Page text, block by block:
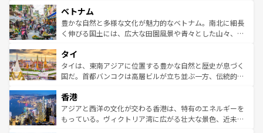
参照してほしい。
容にもいいと評判のスイーツなど、バラエティ豊かな料理
が味わえる。 なお、新着の台湾情報は コンテンツ一覧を参
照してほしい。
き、地方に足を延ばせば四季折々の自然美を楽しむことが
できる。そして、キムチや焼肉、絶品のストリートフード
まで、さまざまな韓国料理が待っている。夜には、韓国な
リティに包まれながら、韓国の多彩な魅力を心ゆくまで味
わってみてほしい。 なお、新着の韓国情報はコンテンツ一
覧を参照してほしい。
ベトナム
豊かな自然と多様な文化が魅力的なベトナム。南北に細長
く伸びる国土には、広大な田園風景や青々とした山々、世
急速な発展と共に伝統が息づく。ハノイの古い町並みやホ
ーチミン市のフランス統治時代の建物も、独特の雰囲気を
醸し出している。また、バラエティの豊かさとおいしさで
とつ。フォーやバインミー、ベトナムコーヒーなどは、ぜ
ひ現地で味わいたい。どの地域を訪れてもあたたかい人々
が旅行者を迎えてくれるので、きっと忘れられない旅にな
タイ
タイは、東南アジアに位置する豊かな自然と歴史が息づく
国だ。首都バンコクは高層ビルが立ち並ぶ一方、伝統的な
の活気が交差している。北部ではチェンマイなどの山岳地
帯で自然と触れ合い、南部ではプーケットやクラビの美し
いビーチでリゾート気分を楽しむことができる。タイ料理
香港
アジアと西洋の文化が交わる香港は、特有のエネルギーを
もっている。ヴィクトリア湾に広がる壮大な景色、近未来